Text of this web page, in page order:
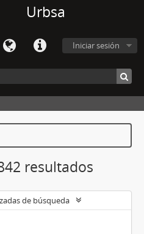
Urbsa
Iniciar sesión
resultados
de búsqueda